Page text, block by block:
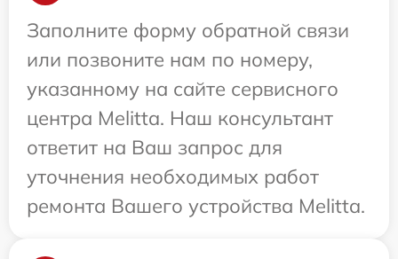
Заполните форму обратной связи
или позвоните нам по номеру,
указанному на сайте сервисного
центра Melitta. Наш консультант
ответит на Ваш запрос для
уточнения необходимых работ
ремонта Вашего устройства Melitta.